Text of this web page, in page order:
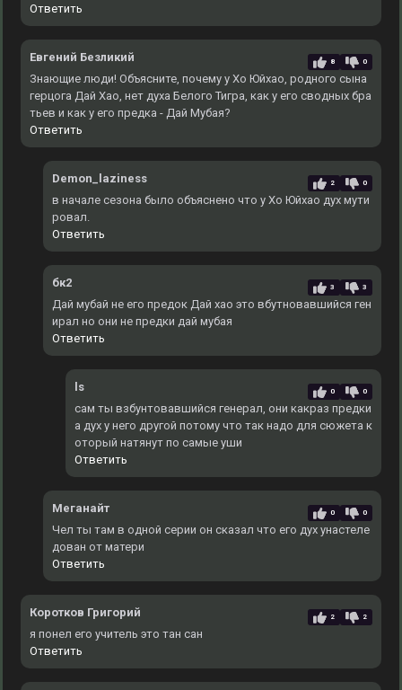
Ответить
Евгений Безликий 8 0
Знающие люди! Объясните, почему у Хо Юйхао, родного сына
герцога Дай Хао, нет духа Белого Тигра, как у его сводных бра
тьев и как у его предка - Дай Мубая?
Ответить
Demon_laziness 2 0
в начале сезона было объяснено что у Хо Юйхао дух мути
ровал.
Ответить
бк2 3 3
Дай мубай не его предок Дай хао это вбутновавшийся ген
ирал но они не предки дай мубая
Ответить
ls 0 0
сам ты взбунтовавшийся генерал, они какраз предки
а дух у него другой потому что так надо для сюжета к
оторый натянут по самые уши
Ответить
Меганайт 0 0
Чел ты там в одной серии он сказал что его дух унастеле
дован от матери
Ответить
Коротков Григорий 2 2
я понел его учитель это тан сан
Ответить